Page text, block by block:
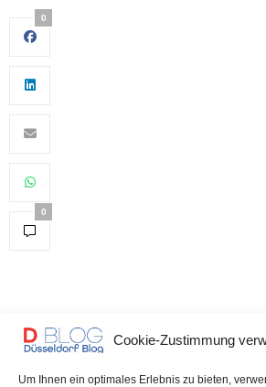
Cookie-Zustimmung
Um Ihnen ein optimales Erlebnis zu bieten,
0
0
You May Also Like